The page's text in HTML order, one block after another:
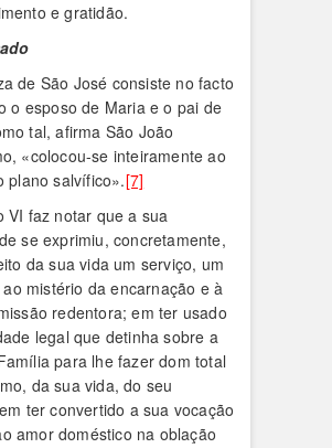
e gratidão.
de São José consiste no facto
o esposo de Maria e o pai de
tal, afirma São João
«colocou-se inteiramente ao
plano salvífico».[7]
VI faz notar que a sua
se exprimiu, concretamente,
da sua vida um serviço, um
mistério da encarnação e à
redentora; em ter usado
legal que detinha sobre a
para lhe fazer dom total
da sua vida, do seu
ter convertido a sua vocação
amor doméstico na oblação